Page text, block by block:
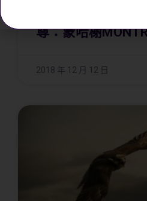
尊：蒙哈榭
2018 年 12 月 12 日